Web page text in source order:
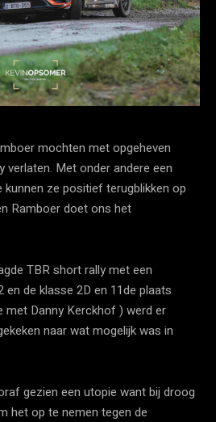
mochten met opgeheven
verlaten. Met onder andere een
kunnen ze positief terugblikken op
Ramboer doet ons het
TBR short rally met een
en de klasse 2D en 11de plaats
met Danny Kerckhof ) werd er
naar wat mogelijk was in
gezien een utopie want bij droog
het op te nemen tegen de